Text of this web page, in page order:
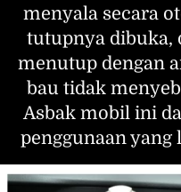
menyala secara
tutupnya dibuka,
menutup dengan
bau tidak
Asbak mobil ini
penggunaan yang